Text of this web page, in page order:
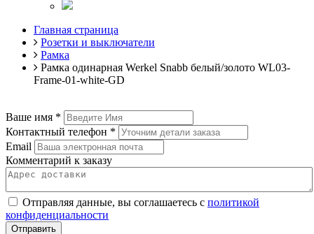
Главная страница
Розетки и выключатели
Рамка
Рамка одинарная Werkel Snabb белый/золото WL03-
Frame-01-white-GD
Ваше имя *
Контактный телефон *
Email
Комментарий к заказу
Отправляя данные, вы соглашаетесь с политикой
конфиденциальности
Отправить